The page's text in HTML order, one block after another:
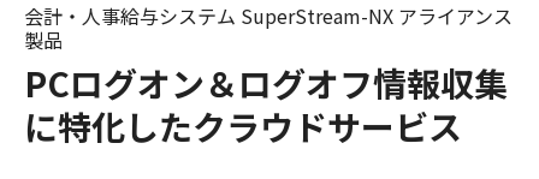
PCログオン＆ログオフ情報収集
に特化したクラウドサービス
会計・人事給与システム SuperStream-NX アライアンス
製品